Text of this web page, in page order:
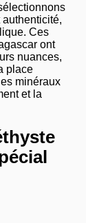
Ces
ont
nuances,
place
minéraux
et la